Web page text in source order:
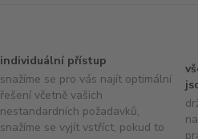
individuální přístup
snažíme se pro vás najít optimální
řešení včetně vašich
nestandardních požadavků,
snažíme se vyjít vstříct, pokud to